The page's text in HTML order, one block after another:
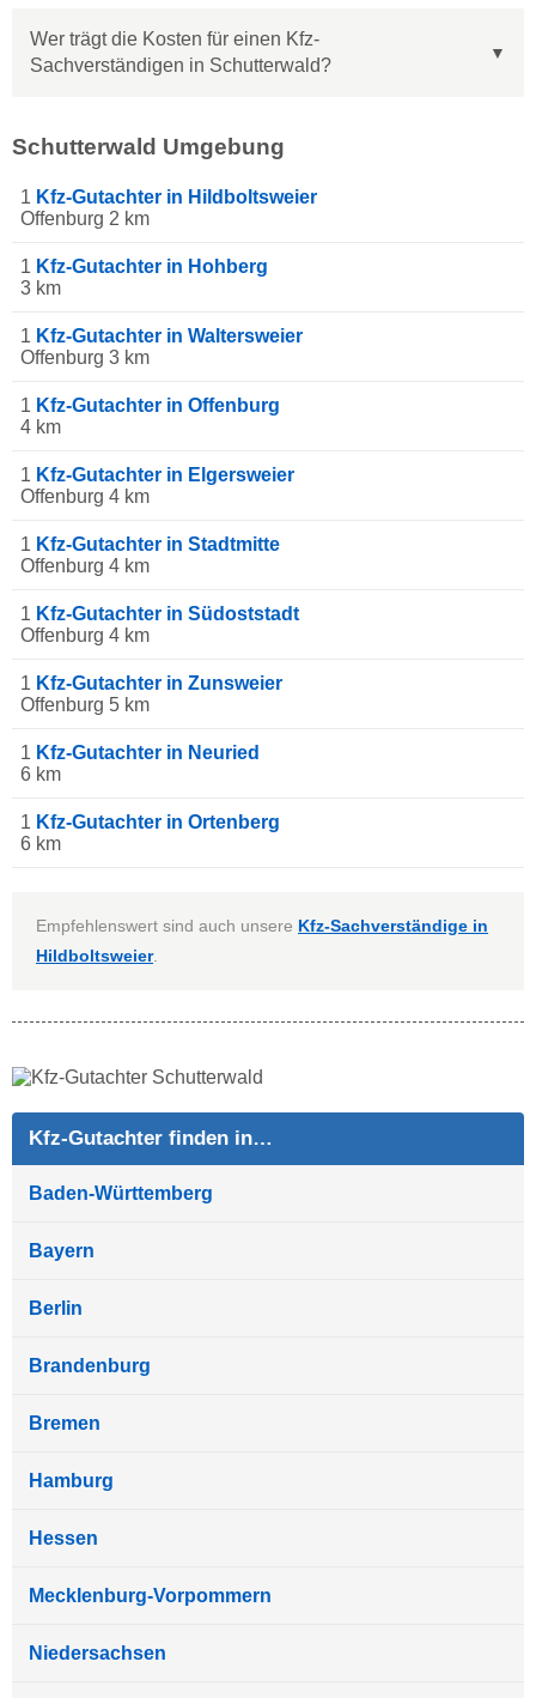
Wer trägt die Kosten für einen Kfz-
Sachverständigen in Schutterwald?
Schutterwald Umgebung
1 Kfz-Gutachter in Hildboltsweier
Offenburg 2 km
1 Kfz-Gutachter in Hohberg
3 km
1 Kfz-Gutachter in Waltersweier
Offenburg 3 km
1 Kfz-Gutachter in Offenburg
4 km
1 Kfz-Gutachter in Elgersweier
Offenburg 4 km
1 Kfz-Gutachter in Stadtmitte
Offenburg 4 km
1 Kfz-Gutachter in Südoststadt
Offenburg 4 km
1 Kfz-Gutachter in Zunsweier
Offenburg 5 km
1 Kfz-Gutachter in Neuried
6 km
1 Kfz-Gutachter in Ortenberg
6 km
Empfehlenswert sind auch unsere Kfz-Sachverständige in
Hildboltsweier.
Kfz-Gutachter finden in…
Baden-Württemberg
Bayern
Berlin
Brandenburg
Bremen
Hamburg
Hessen
Mecklenburg-Vorpommern
Niedersachsen